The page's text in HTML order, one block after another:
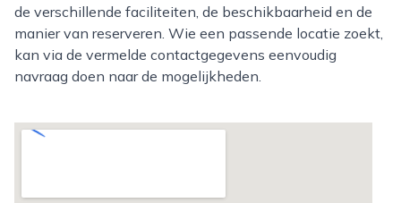
de verschillende faciliteiten, de beschikbaarheid en de
manier van reserveren. Wie een passende locatie zoekt,
kan via de vermelde contactgegevens eenvoudig
navraag doen naar de mogelijkheden.